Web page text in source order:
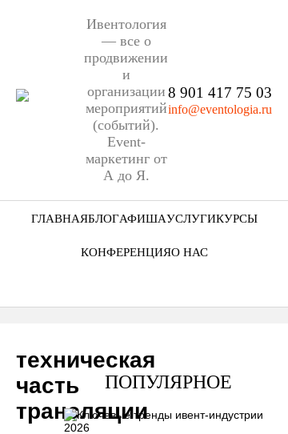
Ивентология
— все о
продвижении
и
организации
мероприятий
(событий).
Event-
маркетинг от
А до Я.
8 901 417 75 03
info@eventologia.ru
ГЛАВНАЯБЛОГ
Ниша
Формат
АФИШАУСЛУГИКУРСЫ
КОНФЕРЕНЦИЯО НАС
Портфолио
техническая
часть
трансляции
ПОПУЛЯРНОЕ